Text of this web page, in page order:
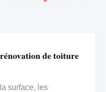
de toiture
surface, les